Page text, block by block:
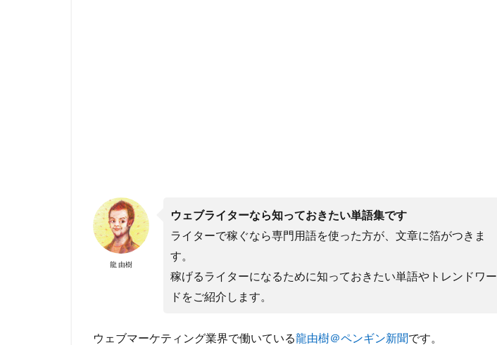
龍 由樹
ウェブライターなら知っておきたい単語集です
ライターで稼ぐなら専門用語を使った方が、文章に箔がつきま
す。
稼げるライターになるために知っておきたい単語やトレンドワー
ドをご紹介します。
ウェブマーケティング業界で働いている龍由樹＠ペンギン新聞です。